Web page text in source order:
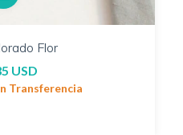
Flor
USD
Transferencia